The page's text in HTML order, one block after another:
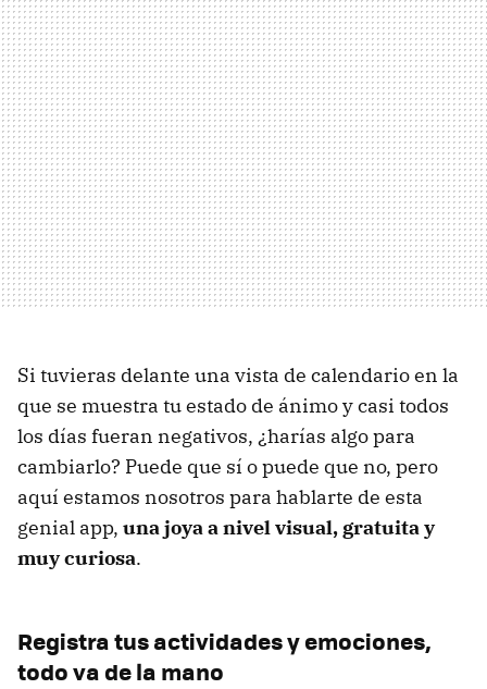
Si tuvieras delante una vista de calendario en la
que se muestra tu estado de ánimo y casi todos
los días fueran negativos, ¿harías algo para
cambiarlo? Puede que sí o puede que no, pero
aquí estamos nosotros para hablarte de esta
genial app, una joya a nivel visual, gratuita y
muy curiosa.
Registra tus actividades y emociones,
todo va de la mano